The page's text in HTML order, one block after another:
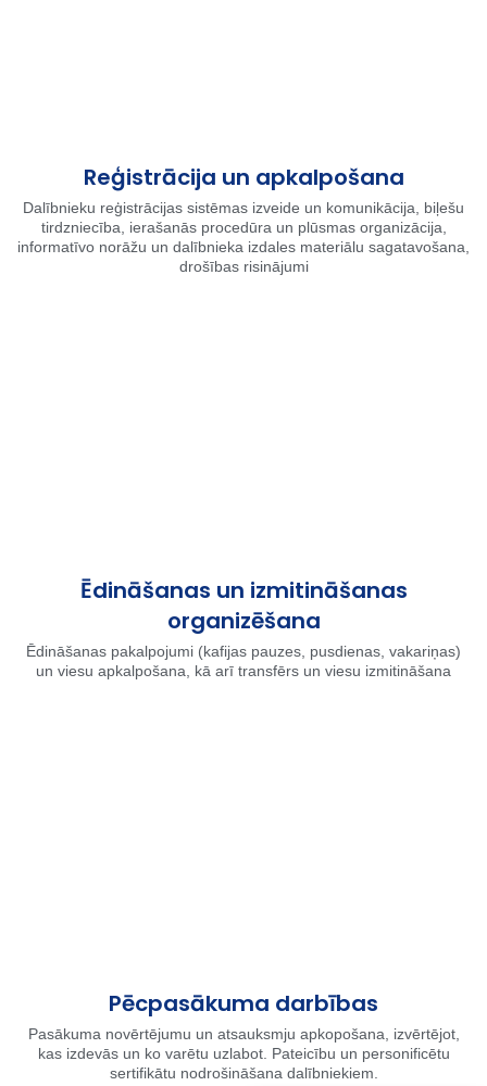
Reģistrācija un apkalpošana
Dalībnieku reģistrācijas sistēmas izveide un komunikācija, biļešu
tirdzniecība, ierašanās procedūra un plūsmas organizācija,
informatīvo norāžu un dalībnieka izdales materiālu sagatavošana,
drošības risinājumi
Ēdināšanas un izmitināšanas
organizēšana
Ēdināšanas pakalpojumi (kafijas pauzes, pusdienas, vakariņas)
un viesu apkalpošana, kā arī transfērs un viesu izmitināšana
Pēcpasākuma darbības
Pasākuma novērtējumu un atsauksmju apkopošana, izvērtējot,
kas izdevās un ko varētu uzlabot. Pateicību un personificētu
sertifikātu nodrošināšana dalībniekiem.